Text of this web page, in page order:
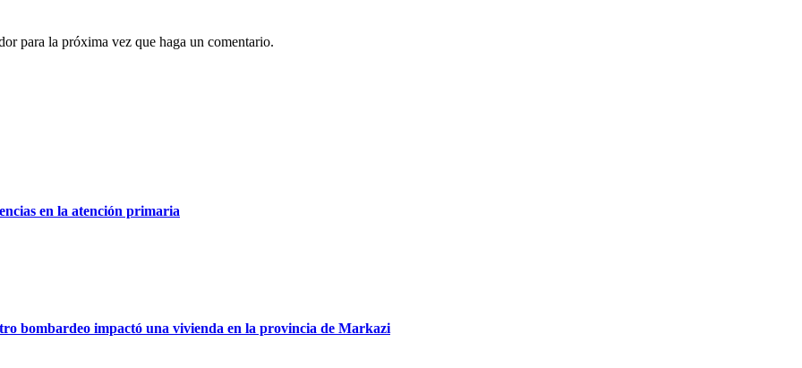
para la próxima vez que haga un comentario.
en la atención primaria
bombardeo impactó una vivienda en la provincia de Markazi